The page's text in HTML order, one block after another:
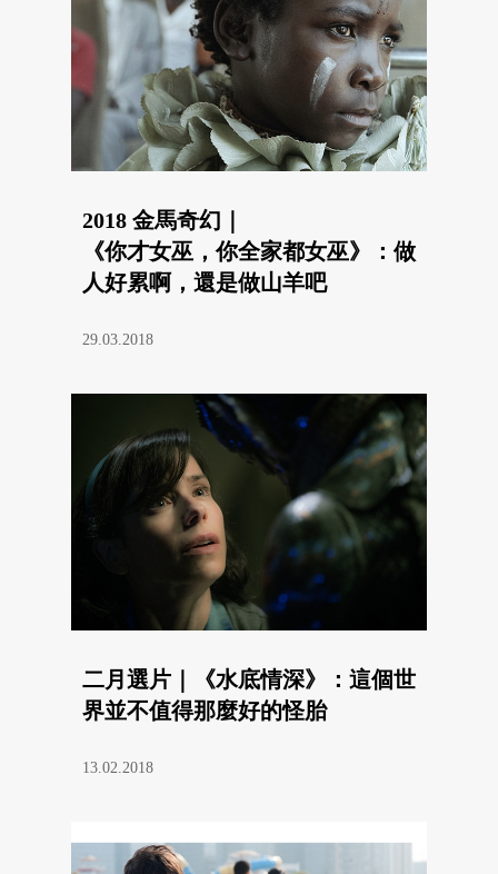
2018 金馬奇幻｜
《你才女巫，你全家都女巫》：做
人好累啊，還是做山羊吧
29.03.2018
二月選片｜《水底情深》：這個世
界並不值得那麼好的怪胎
13.02.2018